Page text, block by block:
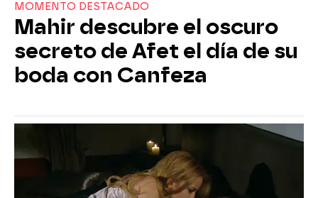
MOMENTO DESTACADO
Mahir descubre el oscuro
secreto de Afet el día de su
boda con Canfeza